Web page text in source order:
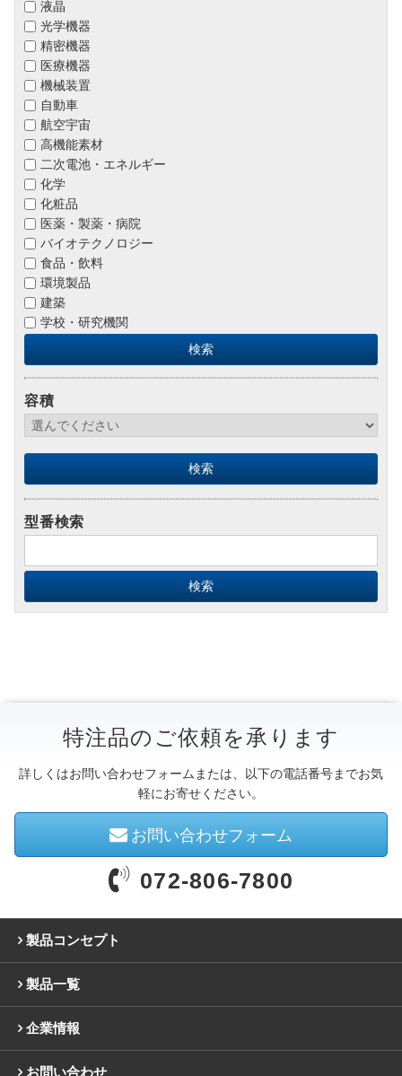
液晶
光学機器
精密機器
医療機器
機械装置
自動車
航空宇宙
高機能素材
二次電池・エネルギー
化学
化粧品
医薬・製薬・病院
バイオテクノロジー
食品・飲料
環境製品
建築
学校・研究機関
容積
型番検索
特注品のご依頼を承ります
詳しくはお問い合わせフォームまたは、以下の電話番号までお気
軽にお寄せください。
お問い合わせフォーム
072-806-7800
製品コンセプト
製品一覧
企業情報
お問い合わせ